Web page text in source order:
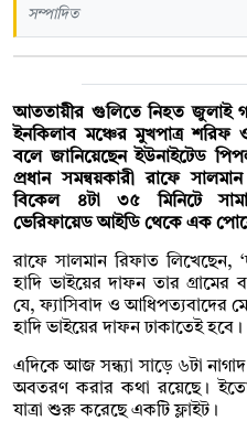
সম্পাদিত
আততায়ীর গুলিতে নিহত জুলাই
ইনকিলাব মঞ্চের মুখপাত্র শরিফ
বলে জানিয়েছেন ইউনাইটেড
প্রধান সমন্বয়কারী রাফে
বিকেল ৪টা ৩৫ মিনিটে
ভেরিফায়েড আইডি থেকে এক
রাফে সালমান রিফাত লিখেছেন,
হাদি ভাইয়ের দাফন তার
যে, ফ্যাসিবাদ ও আধিপত্যবাদের
হাদি ভাইয়ের দাফন ঢাকাতেই হবে।
এদিকে আজ সন্ধ্যা সাড়ে ৬টা
অবতরণ করার কথা রয়েছে।
যাত্রা শুরু করেছে একটি ফ্লাইট।